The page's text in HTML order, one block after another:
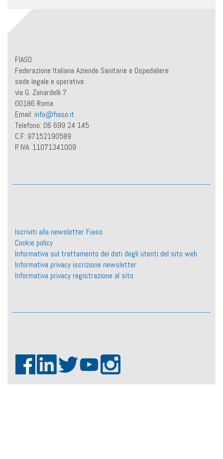
FIASO
Federazione Italiana Aziende Sanitarie e Ospedaliere
sede legale e operativa:
via G. Zanardelli 7
00186 Roma
Email: info@fiaso.it
Telefono: 06 699 24 145
C.F.: 97152190589
P. IVA: 11071341009
Iscriviti alla newsletter Fiaso
Cookie policy
Informativa sul trattamento dei dati degli utenti del sito web
Informativa privacy iscrizione newsletter
Informativa privacy registrazione al sito